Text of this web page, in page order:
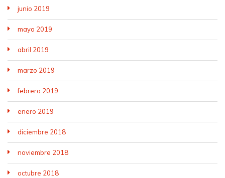
junio 2019
mayo 2019
abril 2019
marzo 2019
febrero 2019
enero 2019
diciembre 2018
noviembre 2018
octubre 2018